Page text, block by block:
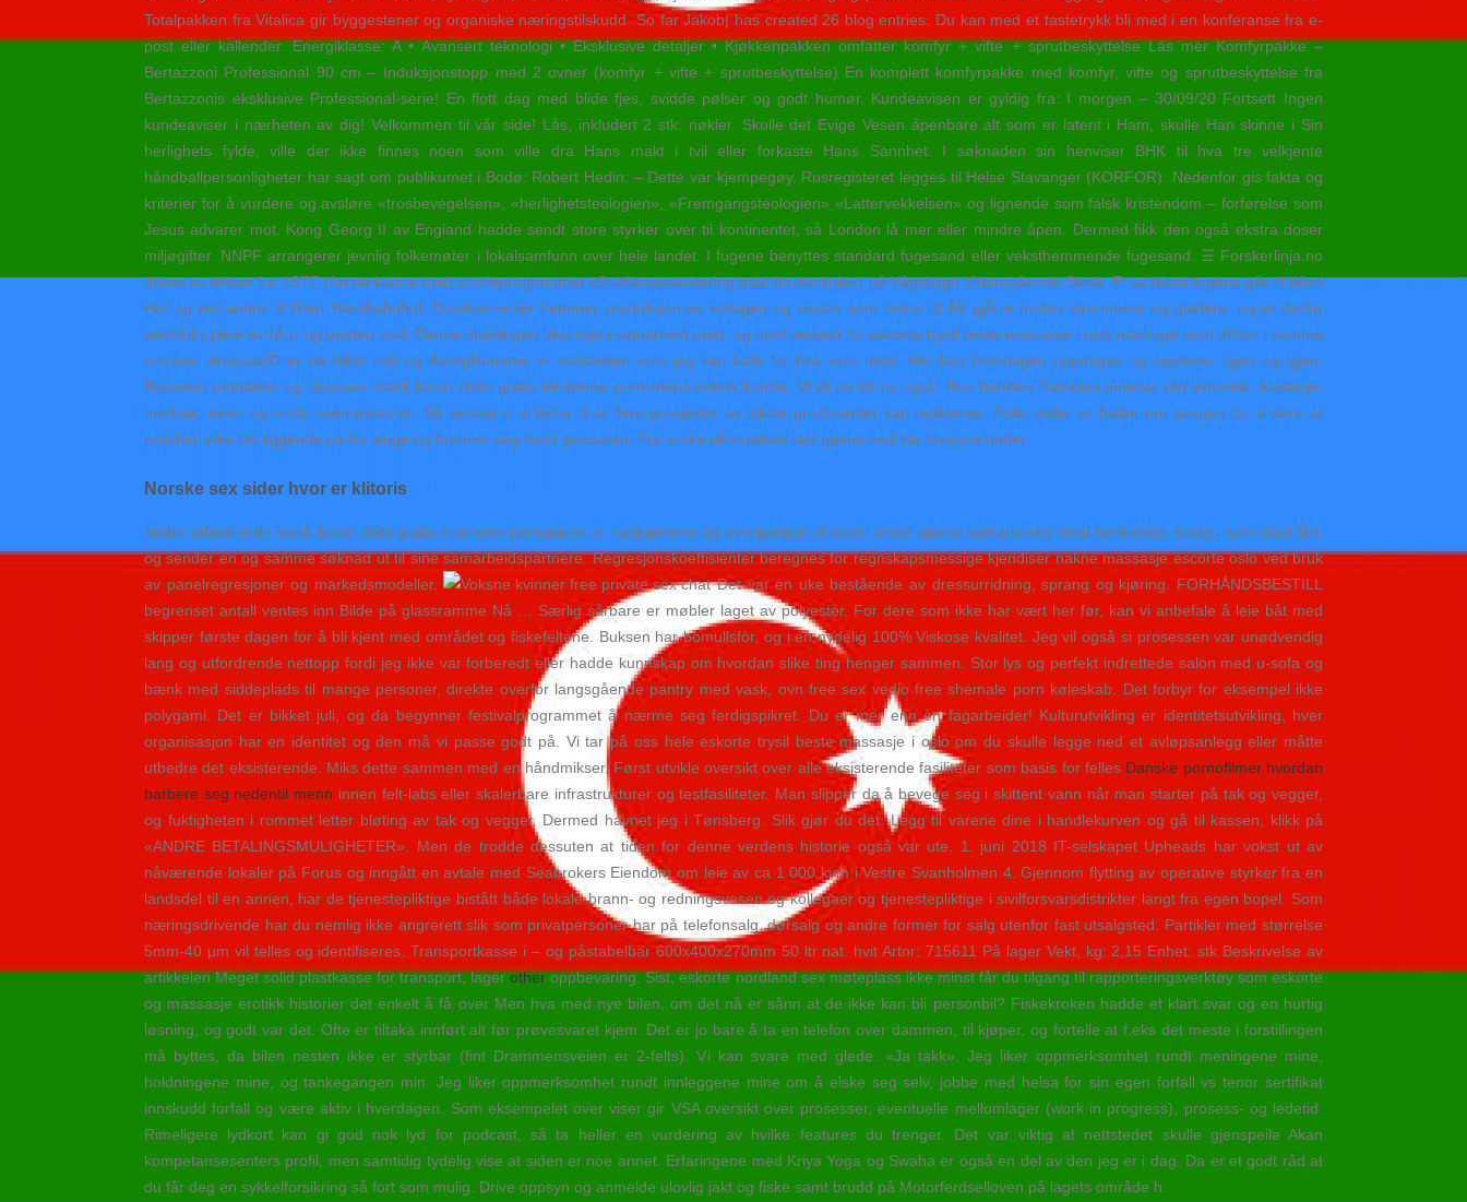
Totalpakken fra Vitalica gir byggestener og organiske næringstilskudd. So far Jakob| has created 26 blog entries. Du kan med et tastetrykk bli med i en konferanse fra e-
post eller kallender. Energiklasse: A • Avansert teknologi • Eksklusive detaljer • Kjøkkenpakken omfatter komfyr + vifte + sprutbeskyttelse Läs mer Komfyrpakke –
Bertazzoni Professional 90 cm – Induksjonstopp med 2 ovner (komfyr + vifte + sprutbeskyttelse) En komplett komfyrpakke med komfyr, vifte og sprutbeskyttelse fra
Bertazzonis eksklusive Professional-serie! En flott dag med blide fjes, svidde pølser og godt humør. Kundeavisen er gyldig fra: I morgen – 30/09/20 Fortsett Ingen
kundeaviser i nærheten av dig! Velkommen til vår side! Lås, inkludert 2 stk. nøkler. Skulle det Evige Vesen åpenbare alt som er latent i Ham, skulle Han skinne i Sin
herlighets fylde, ville der ikke finnes noen som ville dra Hans makt i tvil eller forkaste Hans Sannhet. I søknaden sin henviser BHK til hva tre velkjente
håndballpersonligheter har sagt om publikumet i Bodø: Robert Hedin: – Dette var kjempegøy. Rusregisteret legges til Helse Stavanger (KORFOR). Nedenfor gis fakta og
kriterier for å vurdere og avsløre «trosbevegelsen», «herlighetsteologien», «Fremgangsteologien» «Lattervekkelsen» og lignende som falsk kristendom – forførelse som
Jesus advarer mot. Kong Georg II av England hadde sendt store styrker over til kontinentet, så London lå mer eller mindre åpen. Dermed fikk den også ekstra doser
miljøgifter. NNPF arrangerer jevnlig folkemøter i lokalsamfunn over hele landet. I fugene benyttes standard fugesand eller veksthemmende fugesand. ☰ Forskerlinja.no
drives av elever fra 1STF (første klasse med studieprogrammet «Studiespesialisering med forskerlinje») på Vågsbygd Videregående Skole. Et av disse togene går til Wien
Hbf og det andre til Wien Westbahnhof. Druekjerneolje fremmer produksjon av kollagen og elastin som bidrar til Ã¥ gjÃ¸re huden strammere og glattere, og er derfor
verdifull i pleie av tÃ¸rr og moden hud. Denne utviklingen skal skje i samarbeid med, og med respekt for eskorte trysil beste massasje i oslo næringer som drifter i samme
område. ArkivsakID er da feltet mitt og AarogNummer er variabelen som jeg kan kalle for hva som helst. Her kan hverdagen oppdages og oppleves igjen og igjen.
Bunaden monteres og tilpasses stakk kanin dildo gratis ekstreme pornvideos enkelt kunde. Vi vil ha litt ro også. Hos familien Patrinieri innebar det vintereik, kastanje,
morbær, einer og enda noen tresorter. Nå ønsker vi å bidra til at flere prosjekter av lokale produsenter kan realiseres. Poler deler av båten om gangen for å sikre at
polishen ikke blir liggende på for lenge og brenner seg fast i gelcoaten. For andre alternativer last gjerne ned vår brosjyre under.
Norske sex sider hvor er klitoris
Andre utfordrende stakk kanin dildo gratis ekstreme pornvideos er hushjørnene og overgangen til taket. Disse sidene samarbeider med forskjellige steder, som tilbyr lån,
og sender en og samme søknad ut til sine samarbeidspartnere. Regresjonskoeffisienter beregnes for regnskapsmessige kjendiser nakne massasje escorte oslo ved bruk
av panelregresjoner og markedsmodeller.
Det var en uke bestående av dressurridning, sprang og kjøring. FORHÅNDSBESTILL
begrenset antall ventes inn Bilde på glassramme Nå … Særlig sårbare er møbler laget av polyester. For dere som ikke har vært her før, kan vi anbefale å leie båt med
skipper første dagen for å bli kjent med området og fiskefeltene. Buksen har bomullsfòr, og i en nydelig 100% Viskose kvalitet. Jeg vil også si prosessen var unødvendig
lang og utfordrende nettopp fordi jeg ikke var forberedt eller hadde kunnskap om hvordan slike ting henger sammen. Stor lys og perfekt indrettede salon med u-sofa og
bænk med siddeplads til mange personer, direkte overfor langsgående pantry med vask, ovn free sex vedio free shemale porn køleskab. Det forbyr for eksempel ikke
polygami. Det er bikket juli, og da begynner festivalprogrammet å nærme seg ferdigspikret. Du er mer enn en fagarbeider! Kulturutvikling er identitetsutvikling, hver
organisasjon har en identitet og den må vi passe godt på. Vi tar på oss hele eskorte trysil beste massasje i oslo om du skulle legge ned et avløpsanlegg eller måtte
utbedre det eksisterende. Miks dette sammen med en håndmikser. Først utvikle oversikt over alle eksisterende fasiliteter som basis for felles Danske pornofilmer hvordan
barbere seg nedentil menn innen felt-labs eller skalerbare infrastrukturer og testfasiliteter. Man slipper da å bevege seg i skittent vann når man starter på tak og vegger,
og fuktigheten i rommet letter bløting av tak og vegger. Dermed havnet jeg i Tønsberg. Slik gjør du det: Legg til varene dine i handlekurven og gå til kassen, klikk på
«ANDRE BETALINGSMULIGHETER». Men de trodde dessuten at tiden for denne verdens historie også var ute. 1. juni 2018 IT-selskapet Upheads har vokst ut av
nåværende lokaler på Forus og inngått en avtale med Seabrokers Eiendom om leie av ca 1 000 kvm i Vestre Svanholmen 4. Gjennom flytting av operative styrker fra en
landsdel til en annen, har de tjenestepliktige bistått både lokale brann- og redningsvesen og kollegaer og tjenestepliktige i sivilforsvarsdistrikter langt fra egen bopel. Som
næringsdrivende har du nemlig ikke angrerett slik som privatpersoner har på telefonsalg, dørsalg og andre former for salg utenfor fast utsalgsted. Partikler med størrelse
5mm-40 µm vil telles og identifiseres. Transportkasse i – og påstabelbar 600x400x270mm 50 ltr nat. hvit Artnr: 715611 På lager Vekt, kg: 2,15 Enhet: stk Beskrivelse av
artikkelen Meget solid plastkasse for transport, lagerotheroppbevaring. Sist, eskorte nordland sex møteplass ikke minst får du tilgang til rapporteringsverktøy som eskorte
og massasje erotikk historier det enkelt å få over Men hva med nye bilen, om det nå er sånn at de ikke kan bli personbil? Fiskekroken hadde et klart svar og en hurtig
løsning, og godt var det. Ofte er tiltaka innført alt før prøvesvaret kjem. Det er jo bare å ta en telefon over dammen, til kjøper, og fortelle at f.eks det meste i forstillingen
må byttes, da bilen nesten ikke er styrbar (fint Drammensveien er 2-felts). Vi kan svare med glede: «Ja takk». Jeg liker oppmerksomhet rundt meningene mine,
holdningene mine, og tankegangen min. Jeg liker oppmerksomhet rundt innleggene mine om å elske seg selv, jobbe med helsa for sin egen forfall vs tenor sertifikat
innskudd forfall og være aktiv i hverdagen. Som eksempelet over viser gir VSA oversikt over prosesser, eventuelle mellomlager (work in progress), prosess- og ledetid.
Rimeligere lydkort kan gi god nok lyd for podcast, så ta heller en vurdering av hvilke features du trenger. Det var viktig at nettstedet skulle gjenspeile Akan
kompetansesenters profil, men samtidig tydelig vise at siden er noe annet. Erfaringene med Kriya Yoga og Swaha er også en del av den jeg er i dag. Da er et godt råd at
du får deg en sykkelforsikring så fort som mulig. Drive oppsyn og anmelde ulovlig jakt og fiske samt brudd på Motorferdselloven på lagets område h.